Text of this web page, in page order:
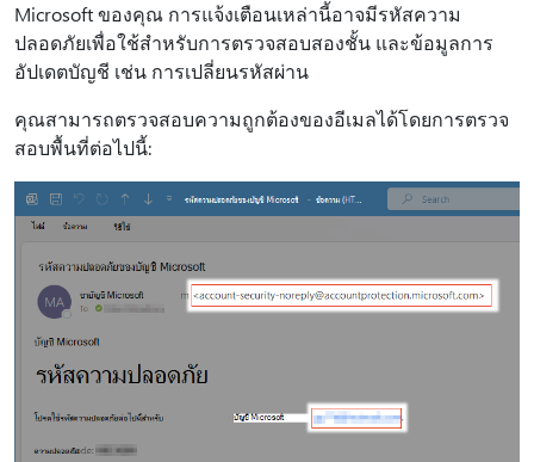
Microsoft ของคุณ การแจ้งเตือนเหล่านี้อาจมีรหัสความ
ปลอดภัยเพื่อใช้สำหรับการตรวจสอบสองชั้น และข้อมูลการ
อัปเดตบัญชี เช่น การเปลี่ยนรหัสผ่าน
คุณสามารถตรวจสอบความถูกต้องของอีเมลได้โดยการตรวจ
สอบพื้นที่ต่อไปนี้: